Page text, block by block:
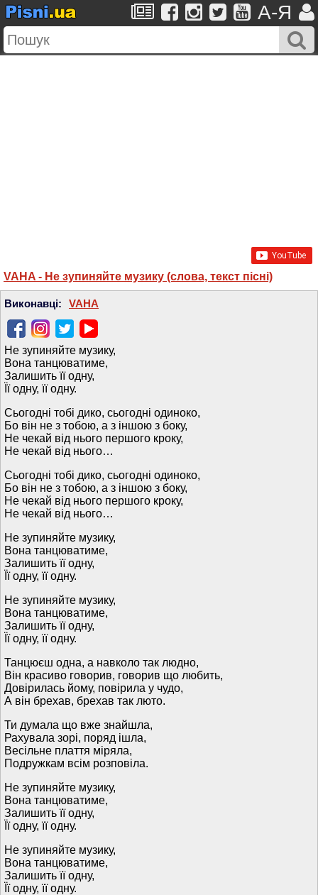
A-Я
VAHA - Не зупиняйте музику (слова, текст пісні)
Виконавці: VAHA
Не зупиняйте музику,
Вона танцюватиме,
Залишить її одну,
Її одну, її одну.
Сьогодні тобі дико, сьогодні одиноко,
Бо він не з тобою, а з іншою з боку,
Не чекай від нього першого кроку,
Не чекай від нього…
Сьогодні тобі дико, сьогодні одиноко,
Бо він не з тобою, а з іншою з боку,
Не чекай від нього першого кроку,
Не чекай від нього…
Не зупиняйте музику,
Вона танцюватиме,
Залишить її одну,
Її одну, її одну.
Не зупиняйте музику,
Вона танцюватиме,
Залишить її одну,
Її одну, її одну.
Танцюєш одна, а навколо так людно,
Він красиво говорив, говорив що любить,
Довірилась йому, повірила у чудо,
А він брехав, брехав так люто.
Ти думала що вже знайшла,
Рахувала зорі, поряд ішла,
Весільне плаття міряла,
Подружкам всім розповіла.
Не зупиняйте музику,
Вона танцюватиме,
Залишить її одну,
Її одну, її одну.
Не зупиняйте музику,
Вона танцюватиме,
Залишить її одну,
Її одну, її одну.